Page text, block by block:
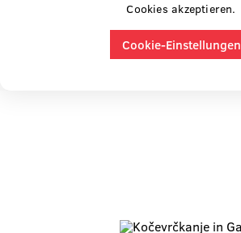
Cookies akzeptieren.
Cookie-Einstellungen